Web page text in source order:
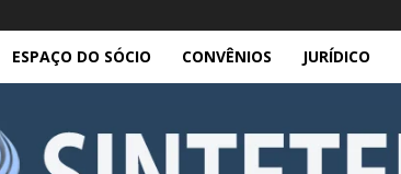
ESPAÇO DO SÓCIO CONVÊNIOS JURÍDICO